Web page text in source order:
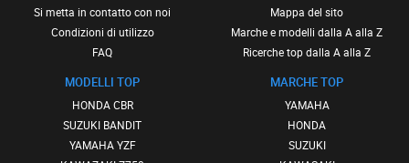
Si metta in contatto con noi
Condizioni di utilizzo
FAQ
MODELLI TOP
HONDA CBR
SUZUKI BANDIT
YAMAHA YZF
Mappa del sito
Marche e modelli dalla A alla Z
Ricerche top dalla A alla Z
MARCHE TOP
YAMAHA
HONDA
SUZUKI